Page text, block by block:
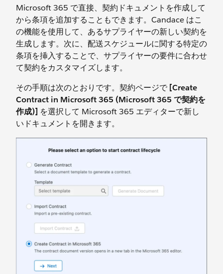
Microsoft 365 で直接、契約ドキュメントを作成して
から条項を追加することもできます。Candace はこ
の機能を使用して、あるサプライヤーの新しい契約を
生成します。次に、配送スケジュールに関する特定の
条項を挿入することで、サプライヤーの要件に合わせ
て契約をカスタマイズします。
その手順は次のとおりです。契約ページで [Create
Contract in Microsoft 365 (Microsoft 365 で契約を
作成)] を選択して Microsoft 365 エディターで新し
いドキュメントを開きます。